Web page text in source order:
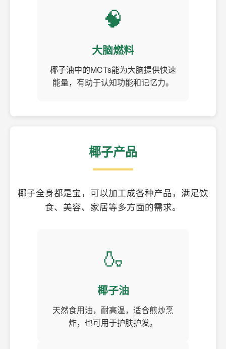
🧠
大脑燃料
椰子油中的MCTs能为大脑提供快速
能量，有助于认知功能和记忆力。
椰子产品
椰子全身都是宝，可以加工成各种产品，满足饮
食、美容、家居等多方面的需求。
🍶
椰子油
天然食用油，耐高温，适合煎炒烹
炸，也可用于护肤护发。